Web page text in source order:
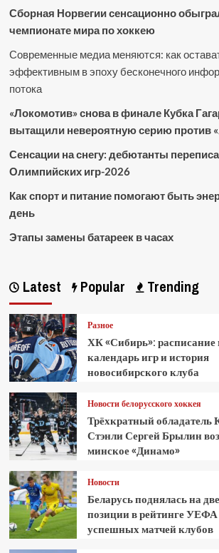
Сборная Норвегии сенсационно
чемпионате мира по хоккею
Современные медиа меняются: как
эффективным в эпоху бесконечного
потока
«Локомотив» снова в финале Кубка
вытащили невероятную серию против
Сенсации на снегу: дебютанты
Олимпийских игр-2026
Как спорт и питание помогают быть
день
Этапы замены батареек в часах
Latest Popular Trending
Разное
ХК «Сибирь»: расписание
календарь игр и история
новосибирского клуба
Новости белорусского хоккея
Трёхкратный обладатель
Стэнли Сергей Брылин
минское «Динамо»
Новости
Беларусь поднялась на две
позиции в рейтинге УЕФА
успешных матчей клубов